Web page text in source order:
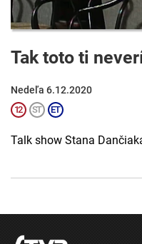
Tak toto ti
Nedeľa 6.12.2020
Talk show Stana